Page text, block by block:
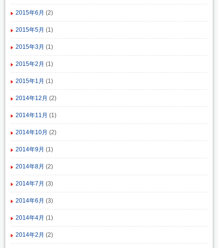
2015年6月 (2)
2015年5月 (1)
2015年3月 (1)
2015年2月 (1)
2015年1月 (1)
2014年12月 (2)
2014年11月 (1)
2014年10月 (2)
2014年9月 (1)
2014年8月 (2)
2014年7月 (3)
2014年6月 (3)
2014年4月 (1)
2014年2月 (2)